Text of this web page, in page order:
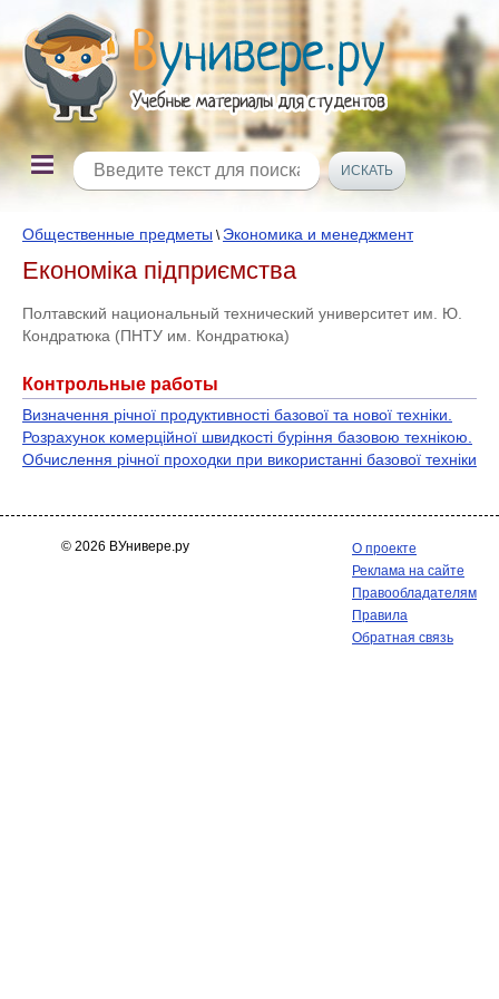
Общественные предметы \ Экономика и менеджмент
Економіка підприємства
Полтавский национальный технический университет им. Ю.
Кондратюка (ПНТУ им. Кондратюка)
Контрольные работы
Визначення річної продуктивності базової та нової техніки.
Розрахунок комерційної швидкості буріння базовою технікою.
Обчислення річної проходки при використанні базової техніки
© 2026 ВУнивере.ру
О проекте
Реклама на сайте
Правообладателям
Правила
Обратная связь